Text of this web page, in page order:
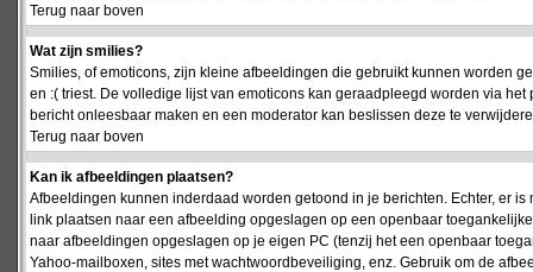
Terug naar boven
Wat zijn smilies?
Smilies, of emoticons, zijn kleine afbeeldingen die gebruikt kunnen worden
en :( triest. De volledige lijst van emoticons kan geraadpleegd worden via
bericht onleesbaar maken en een moderator kan beslissen deze te
Terug naar boven
Kan ik afbeeldingen plaatsen?
Afbeeldingen kunnen inderdaad worden getoond in je berichten. Echter, er
link plaatsen naar een afbeelding opgeslagen op een openbaar
naar afbeeldingen opgeslagen op je eigen PC (tenzij het een openbaar
Yahoo-mailboxen, sites met wachtwoordbeveiliging, enz. Gebruik om de